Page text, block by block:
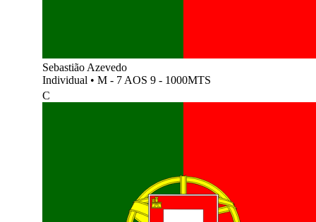
Sebastião Azevedo
Individual • M - 7 AOS 9 - 1000MTS
C